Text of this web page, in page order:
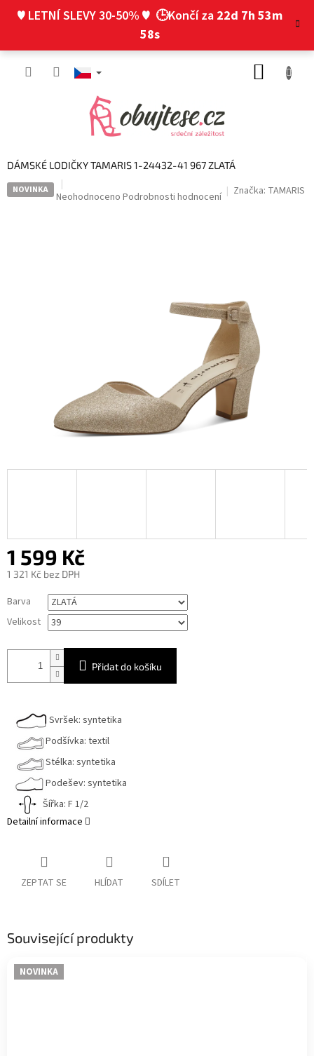
♥ LETNÍ SLEVY 30-50% ♥ 🕒Končí za 22d 7h 53m
57s
DÁMSKÉ LODIČKY TAMARIS 1-24432-41 967 ZLATÁ
NOVINKA
Průměrné
Neohodnoceno Podrobnosti hodnocení Značka: TAMARIS
1 599 Kč
1 321 Kč bez DPH
cena:
Barva
Velikost
Přidat do košíku
Svršek: syntetika
Podšívka: textil
Stélka: syntetika
Podešev: syntetika
Šířka: F 1/2
Detailní informace
ZEPTAT SE HLÍDAT SDÍLET
Související produkty
NOVINKA